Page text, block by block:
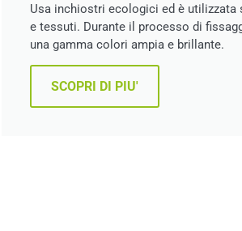
Usa inchiostri ecologici ed è utilizzata
e tessuti. Durante il processo di
una gamma colori ampia e brillante.
SCOPRI DI PIU'